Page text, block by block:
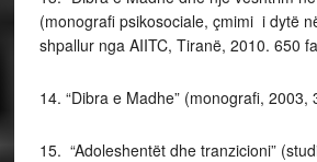
(monografi psikosociale, çmimi i dytë
shpallur nga AIITC, Tiranë, 2010. 650
14. “Dibra e Madhe” (monografi, 2003,
15. “Adoleshentët dhe tranzicioni”